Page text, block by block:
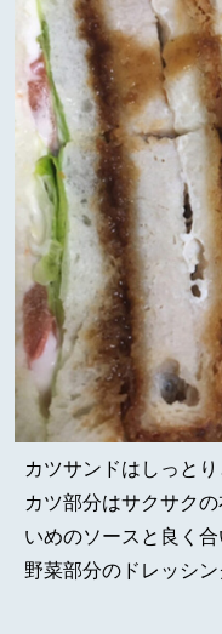
カツサンドはしっと
カツ部分はサクサク
いめのソースと良く合
野菜部分のドレッシ